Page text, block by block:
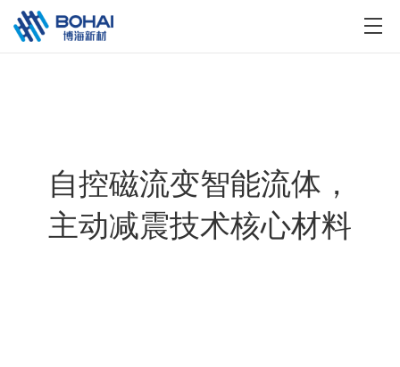
自控磁流变智能流体，
主动减震技术核心材料